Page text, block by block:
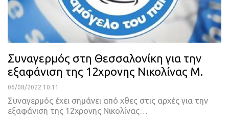
Συναγερμός στη Θεσσαλονίκη για την
εξαφάνιση της 12χρονης Νικολίνας Μ.
06/08/2022 10:11
Συναγερμός έχει σημάνει από χθες στις αρχές για την
εξαφάνιση της 12χρονης Νικολίνας…